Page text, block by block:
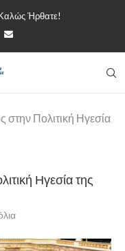
Ήρθατε!
Πολιτική Ηγεσία
Ηγεσία της